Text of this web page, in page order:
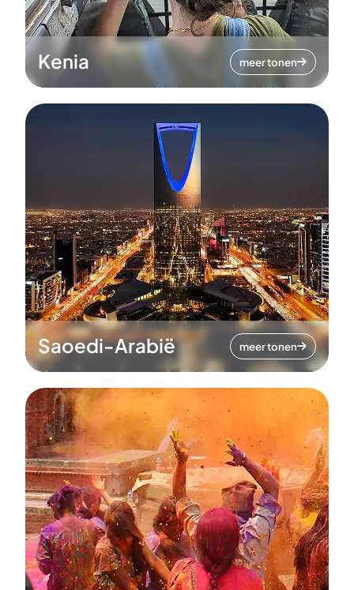
Kenia meer tonen
Saoedi-Arabië meer tonen